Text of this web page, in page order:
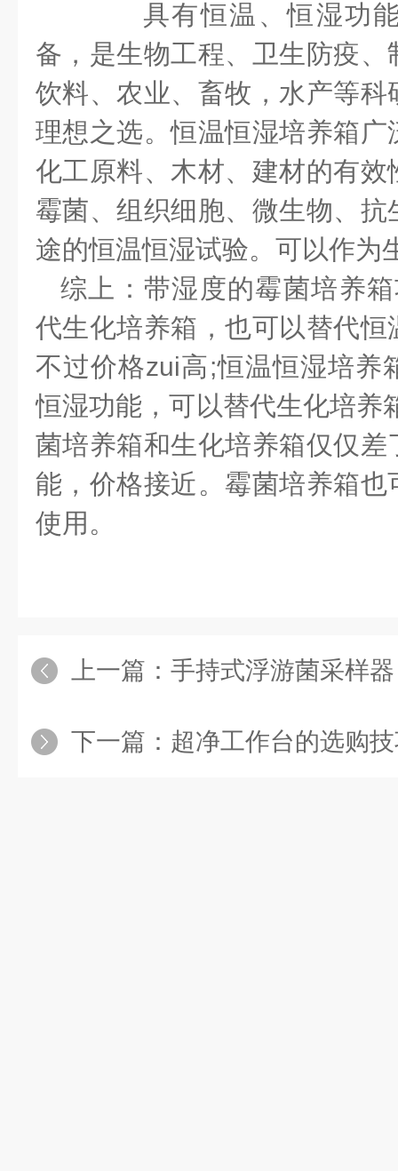
具有恒温、恒湿功能
备，是生物工程、卫生防疫
饮料、农业、畜牧，水产等
理想之选。恒温恒湿培养箱
化工原料、木材、建材的有
霉菌、组织细胞、微生物、
途的恒温恒湿试验。可以作为
综上：带湿度的霉菌培养
代生化培养箱，也可以替代
不过价格zui高;恒温恒湿培养
恒湿功能，可以替代生化培养
菌培养箱和生化培养箱仅仅
能，价格接近。霉菌培养箱
使用。
上一篇： 手持式浮游菌采样器
下一篇： 超净工作台的选购